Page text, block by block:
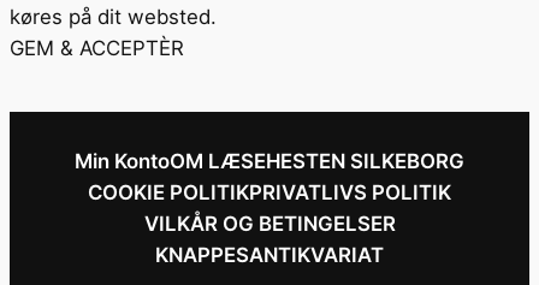
køres på dit websted.
GEM & ACCEPTÈR
Min KontoOM LÆSEHESTEN SILKEBORG
COOKIE POLITIKPRIVATLIVS POLITIK
VILKÅR OG BETINGELSER
KNAPPESANTIKVARIAT